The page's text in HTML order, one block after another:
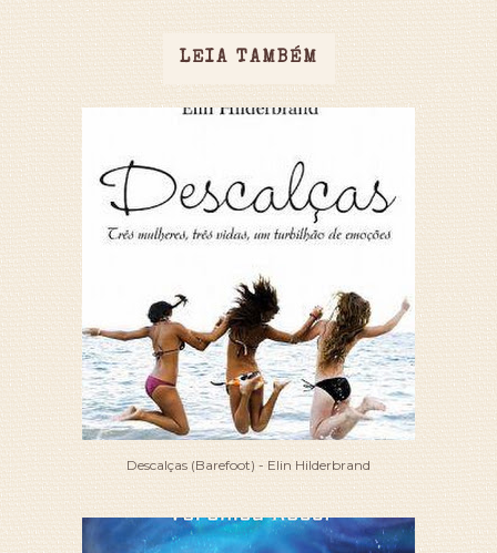
LEIA TAMBÉM
Descalças (Barefoot) - Elin Hilderbrand